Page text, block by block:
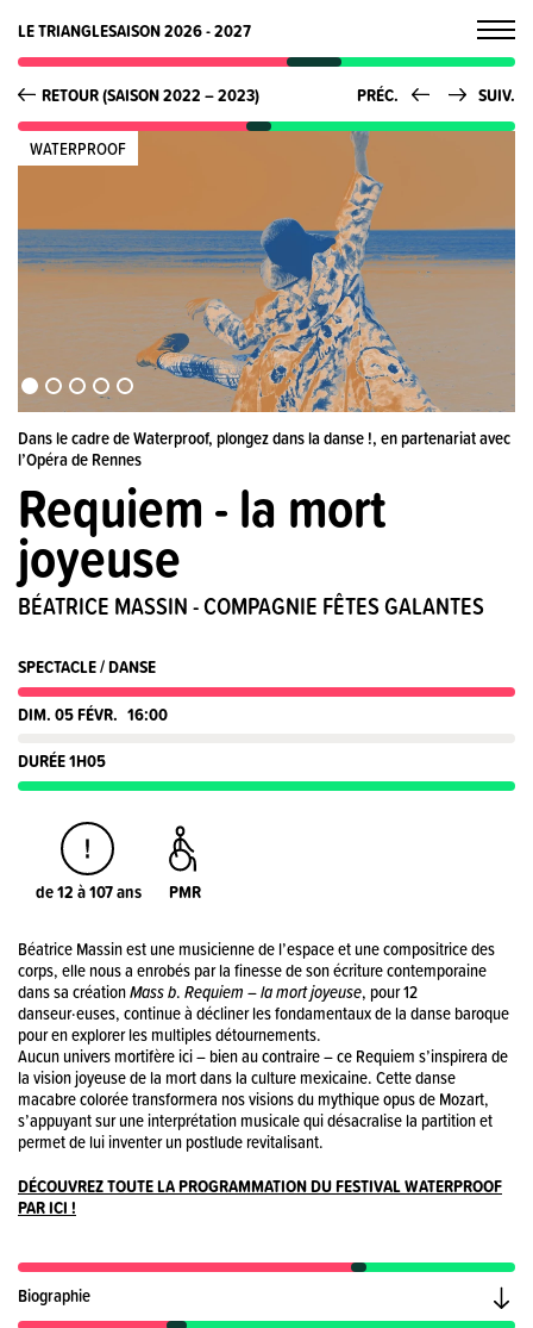
LE TRIANGLESAISON 2026 - 2027
RETOUR (SAISON 2022 – 2023) PRÉC. SUIV.
WATERPROOF
Dans le cadre de Waterproof, plongez dans la danse !, en partenariat avec
l’Opéra de Rennes
Requiem - la mort
joyeuse
BÉATRICE MASSIN - COMPAGNIE FÊTES GALANTES
SPECTACLE / DANSE
DIM. 05 FÉVR. 16:00
DURÉE 1H05
de 12 à 107 ans PMR
Béatrice Massin est une musicienne de l’espace et une compositrice des
corps, elle nous a enrobés par la finesse de son écriture contemporaine
dans sa créationMass b.Requiem – la mort joyeuse, pour 12
danseur·euses, continue à décliner les fondamentaux de la danse baroque
pour en explorer les multiples détournements.
Aucun univers mortifère ici – bien au contraire – ce Requiem s’inspirera de
la vision joyeuse de la mort dans la culture mexicaine. Cette danse
macabre colorée transformera nos visions du mythique opus de Mozart,
s’appuyant sur une interprétation musicale qui désacralise la partition et
permet de lui inventer un postlude revitalisant.
DÉCOUVREZ TOUTE LA PROGRAMMATION DU FESTIVAL WATERPROOF
PAR ICI !
Biographie